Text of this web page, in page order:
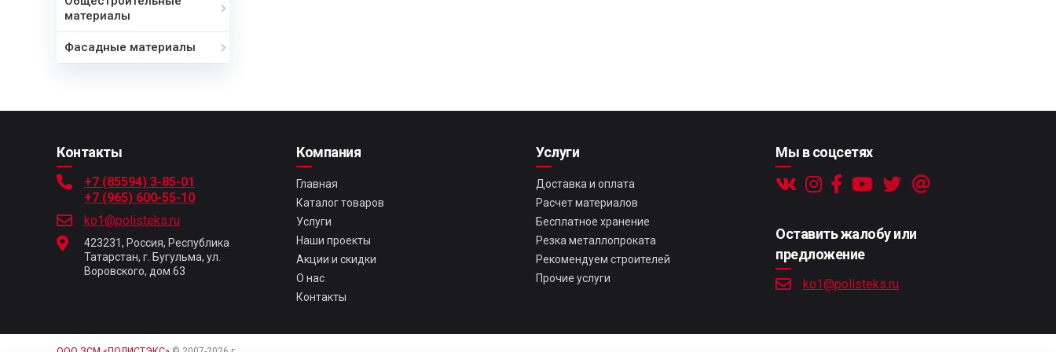
материалы
Фасадные материалы
Контакты
+7 (85594) 3-85-01
+7 (965) 600-55-10
ko1@polisteks.ru
423231, Россия, Республика
Татарстан, г. Бугульма, ул.
Воровского, дом 63
Компания
Главная
Каталог товаров
Услуги
Наши проекты
Акции и скидки
О нас
Контакты
Услуги
Доставка и оплата
Расчет материалов
Бесплатное хранение
Резка металлопроката
Рекомендуем строителей
Прочие услуги
Мы в соцсетях
Оставить жалобу или
предложение
ko1@polisteks.ru